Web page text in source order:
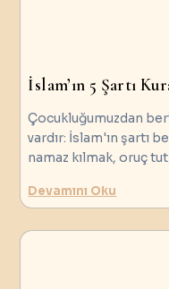
İslam’ın 5 Şartı
Çocukluğumuzdan
vardır: İslam'ın şartı
namaz kılmak, oruç
Devamını Oku